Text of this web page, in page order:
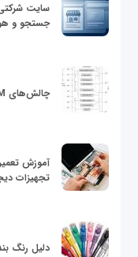
سایت
جستجو و
چالش‌های RAM در Workloadهای محاسباتی HPC
آموزش
تجهیزات
دلیل رنگ